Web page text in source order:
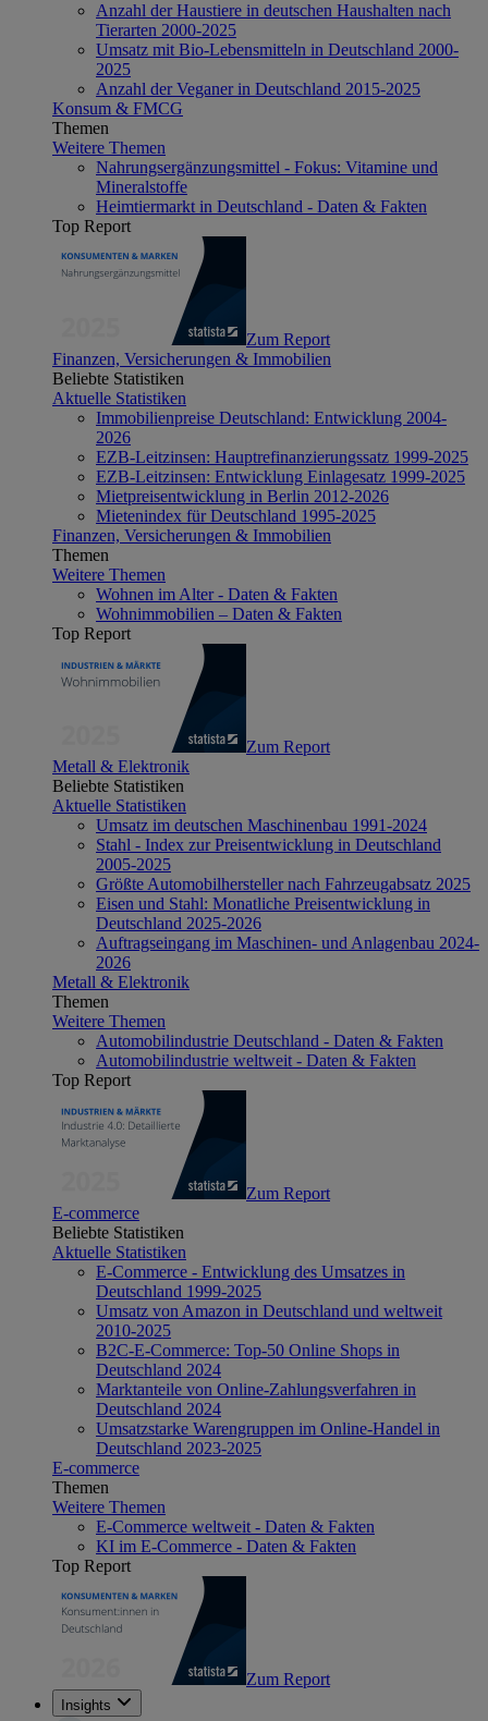
Anzahl der Haustiere in deutschen Haushalten nach
Tierarten 2000-2025
Umsatz mit Bio-Lebensmitteln in Deutschland 2000-
2025
Anzahl der Veganer in Deutschland 2015-2025
Konsum & FMCG
Themen
Weitere Themen
Nahrungsergänzungsmittel - Fokus: Vitamine und
Mineralstoffe
Heimtiermarkt in Deutschland - Daten & Fakten
Top Report
Zum Report
Finanzen, Versicherungen & Immobilien
Beliebte Statistiken
Aktuelle Statistiken
Immobilienpreise Deutschland: Entwicklung 2004-
2026
EZB-Leitzinsen: Hauptrefinanzierungssatz 1999-2025
EZB-Leitzinsen: Entwicklung Einlagesatz 1999-2025
Mietpreisentwicklung in Berlin 2012-2026
Mietenindex für Deutschland 1995-2025
Finanzen, Versicherungen & Immobilien
Themen
Weitere Themen
Wohnen im Alter - Daten & Fakten
Wohnimmobilien – Daten & Fakten
Top Report
Zum Report
Metall & Elektronik
Beliebte Statistiken
Aktuelle Statistiken
Umsatz im deutschen Maschinenbau 1991-2024
Stahl - Index zur Preisentwicklung in Deutschland
2005-2025
Größte Automobilhersteller nach Fahrzeugabsatz 2025
Eisen und Stahl: Monatliche Preisentwicklung in
Deutschland 2025-2026
Auftragseingang im Maschinen- und Anlagenbau 2024-
2026
Metall & Elektronik
Themen
Weitere Themen
Automobilindustrie Deutschland - Daten & Fakten
Automobilindustrie weltweit - Daten & Fakten
Top Report
Zum Report
E-commerce
Beliebte Statistiken
Aktuelle Statistiken
E-Commerce - Entwicklung des Umsatzes in
Deutschland 1999-2025
Umsatz von Amazon in Deutschland und weltweit
2010-2025
B2C-E-Commerce: Top-50 Online Shops in
Deutschland 2024
Marktanteile von Online-Zahlungsverfahren in
Deutschland 2024
Umsatzstarke Warengruppen im Online-Handel in
Deutschland 2023-2025
E-commerce
Themen
Weitere Themen
E-Commerce weltweit - Daten & Fakten
KI im E-Commerce - Daten & Fakten
Top Report
Zum Report
Insights